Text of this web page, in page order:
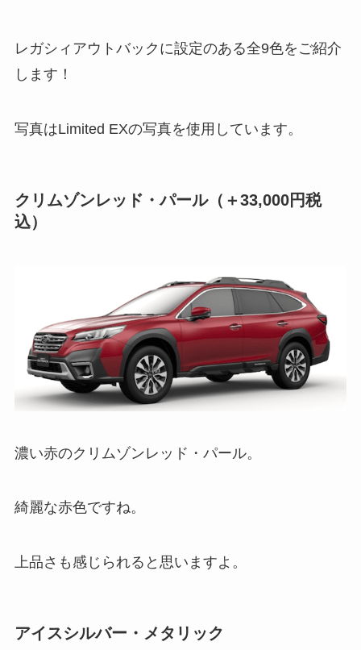
レガシィアウトバックに設定のある全9色をご紹介
します！
写真はLimited EXの写真を使用しています。
クリムゾンレッド・パール（＋33,000円税
込）
濃い赤のクリムゾンレッド・パール。
綺麗な赤色ですね。
上品さも感じられると思いますよ。
アイスシルバー・メタリック